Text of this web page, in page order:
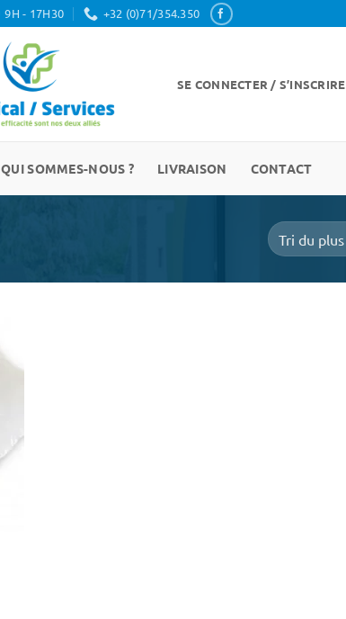
9H - 17H30 +32 (0)71/354.350
SE CONNECTER / S’INSCRIRE
QUI SOMMES-NOUS ? LIVRAISON CONTACT